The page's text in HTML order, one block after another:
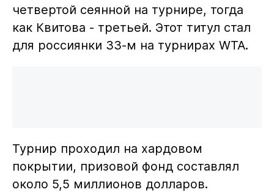
четвертой сеянной на турнире, тогда
как Квитова - третьей. Этот титул стал
для россиянки 33-м на турнирах WTA.
Турнир проходил на хардовом
покрытии, призовой фонд составлял
около 5,5 миллионов долларов.